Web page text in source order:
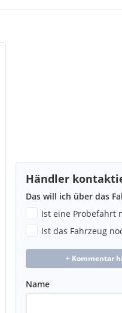
Händler
Das will ich über das
Ist eine Probefahrt
Ist das Fahrzeug
+ Kommentar
Name